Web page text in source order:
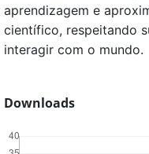
aprendizagem e
científico, respeitando
interagir com o mundo.
Downloads